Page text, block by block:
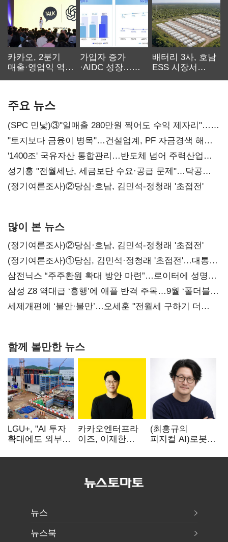
카카오, 2분기
매출·영업익 역대
가입자 증가
·AIDC 성장…
배터리 3사, 호남
ESS 시장서
주요 뉴스
(SPC 민낯)③"일매출 280만원 찍어도 수익 제자리"…
점주 울리는 '상시 할인'
"토지보다 금융이 병목"…건설업계, PF 자금경색 해소
목소리
'1400조' 국유자산 통합관리…반도체 넘어 주력산업
구조혁신
성기홍 "전월세난, 세금보단 수요·공급 문제"…닥공
시사
(정기여론조사)②당심·호남, 김민석-정청래 '초접전'
많이 본 뉴스
(정기여론조사)②당심·호남, 김민석-정청래 '초접전'
(정기여론조사)①당심, 김민석·정청래 '초접전'…대통령
지지도 '50% 아래로'(종합)
삼전닉스 “주주환원 확대 방안 마련”…로이터에 성명
보내
삼성 Z8 역대급 ‘흥행’에 애플 반격 주목…9월 ‘폴더블
대전’
세제개편에 ‘불안·불만’…오세훈 "전월세 구하기 더
함께 볼만한 뉴스
LGU+, "AI 투자
확대에도 외부
파주 AIDC
카카오엔터프라
이즈, 이재한
(최홍규의
피지컬 AI)로봇이
살린다, 그런데
뉴스
뉴스북